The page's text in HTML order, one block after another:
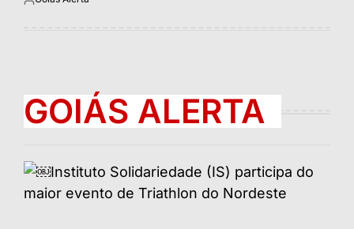
Postado
GOIÁS ALERTA